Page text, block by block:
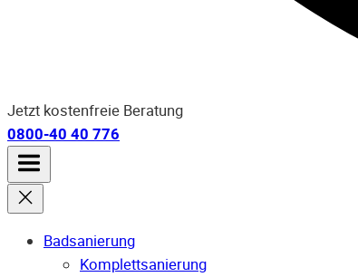
Jetzt kostenfreie Beratung
0800-40 40 776
Badsanierung
Komplettsanierung